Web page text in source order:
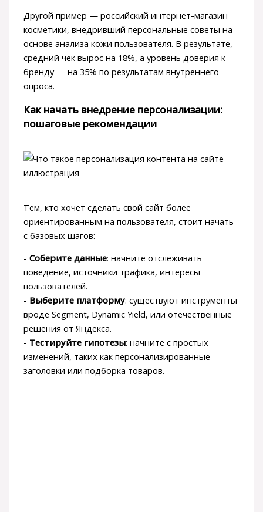
Другой пример — российский интернет-магазин
косметики, внедривший персональные советы на
основе анализа кожи пользователя. В результате,
средний чек вырос на 18%, а уровень доверия к
бренду — на 35% по результатам внутреннего
опроса.
Как начать внедрение персонализации:
пошаговые рекомендации
Тем, кто хочет сделать свой сайт более
ориентированным на пользователя, стоит начать
с базовых шагов:
- Соберите данные: начните отслеживать
поведение, источники трафика, интересы
пользователей.
- Выберите платформу: существуют инструменты
вроде Segment, Dynamic Yield, или отечественные
решения от Яндекса.
- Тестируйте гипотезы: начните с простых
изменений, таких как персонализированные
заголовки или подборка товаров.